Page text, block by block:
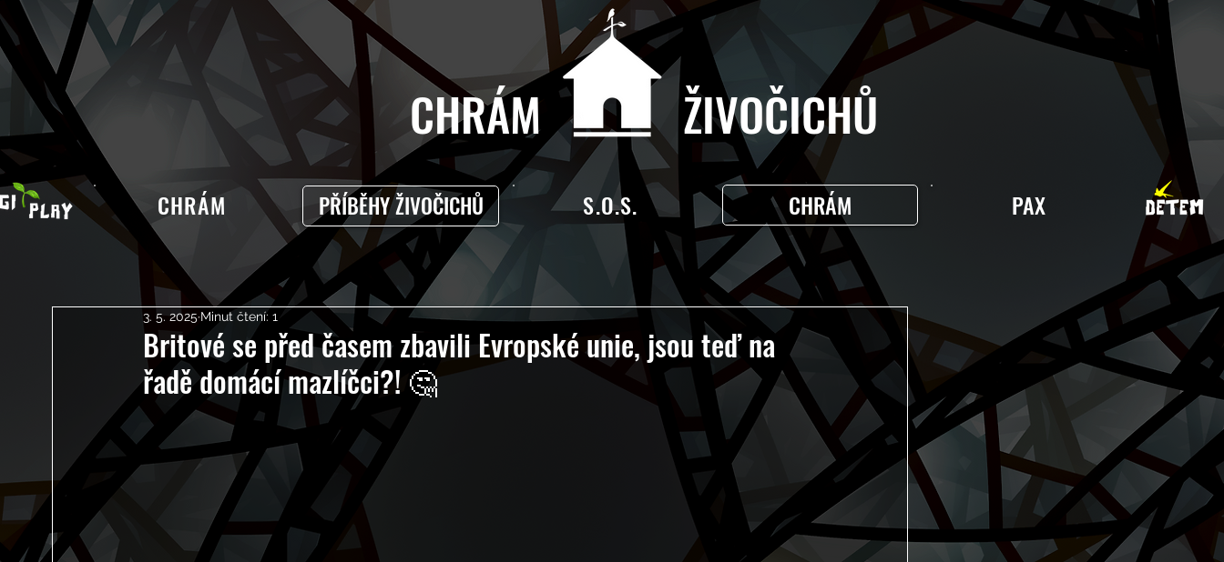
CHRÁM ŽIVOČICHŮ
CHRÁM PŘÍBĚHY ŽIVOČICHŮ S.O.S. CHRÁM PAX
Britové se před časem zbavili Evropské unie, jsou teď na
řadě domácí mazlíčci?! 🤔
3. 5. 2025 Minut čtení: 1